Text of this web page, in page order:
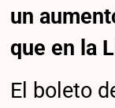
un
que en la
El boleto